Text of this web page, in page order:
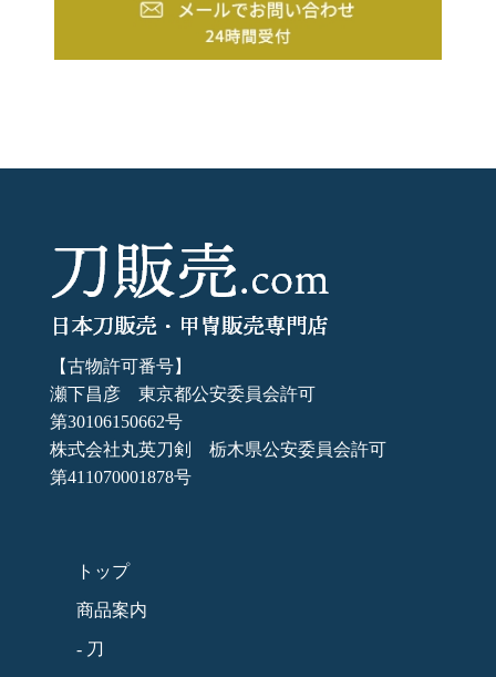
【古物許可番号】
瀬下昌彦 東京都公安委員会許可
第30106150662号
株式会社丸英刀剣 栃木県公安委員会許可
第411070001878号
トップ
商品案内
- 刀